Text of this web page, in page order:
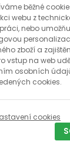
proti
dokonale
byl precizně
zdůrazňoval
trendy mění
Jejich
se zjemňuje,
běžné
webu z
nebo
zboží a
vstup na web
osobních
cookies.
cookies